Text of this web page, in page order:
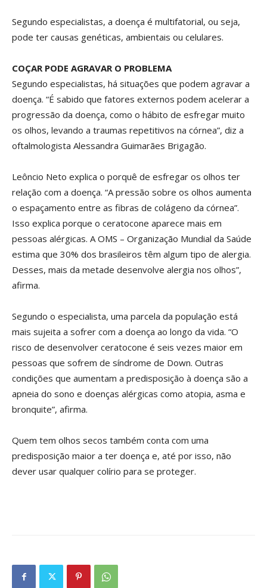
Segundo especialistas, a doença é multifatorial, ou seja,
pode ter causas genéticas, ambientais ou celulares.
COÇAR PODE AGRAVAR O PROBLEMA
Segundo especialistas, há situações que podem agravar a
doença. “É sabido que fatores externos podem acelerar a
progressão da doença, como o hábito de esfregar muito
os olhos, levando a traumas repetitivos na córnea”, diz a
oftalmologista Alessandra Guimarães Brigagão.
Leôncio Neto explica o porquê de esfregar os olhos ter
relação com a doença. “A pressão sobre os olhos aumenta
o espaçamento entre as fibras de colágeno da córnea”.
Isso explica porque o ceratocone aparece mais em
pessoas alérgicas. A OMS – Organização Mundial da Saúde
estima que 30% dos brasileiros têm algum tipo de alergia.
Desses, mais da metade desenvolve alergia nos olhos”,
afirma.
Segundo o especialista, uma parcela da população está
mais sujeita a sofrer com a doença ao longo da vida. “O
risco de desenvolver ceratocone é seis vezes maior em
pessoas que sofrem de síndrome de Down. Outras
condições que aumentam a predisposição à doença são a
apneia do sono e doenças alérgicas como atopia, asma e
bronquite”, afirma.
Quem tem olhos secos também conta com uma
predisposição maior a ter doença e, até por isso, não
dever usar qualquer colírio para se proteger.